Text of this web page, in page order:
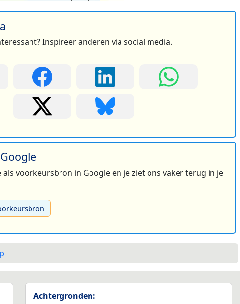
Inspireer anderen via social media.
als voorkeursbron in Google en je ziet ons vaker terug in je
Achtergronden: